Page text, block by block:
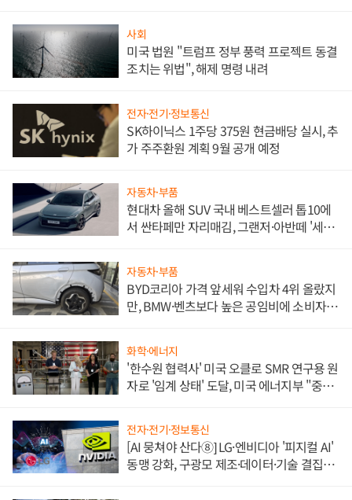
사회
미국 법원 "트럼프 정부 풍력 프로젝트 동결
조치는 위법", 해제 명령 내려
전자·전기·정보통신
SK하이닉스 1주당 375원 현금배당 실시, 추
가 주주환원 계획 9월 공개 예정
자동차·부품
현대차 올해 SUV 국내 베스트셀러 톱10에
서 싼타페만 자리매김, 그랜저·아반떼 '세단
자동차·부품
BYD코리아 가격 앞세워 수입차 4위 올랐지
만, BMW·벤츠보다 높은 공임비에 소비자
화학·에너지
'한수원 협력사' 미국 오클로 SMR 연구용 원
자로 '임계 상태' 도달, 미국 에너지부 "중요
전자·전기·정보통신
[AI 뭉쳐야 산다⑧] LG·엔비디아 '피지컬 AI'
동맹 강화, 구광모 제조·데이터·기술 결집